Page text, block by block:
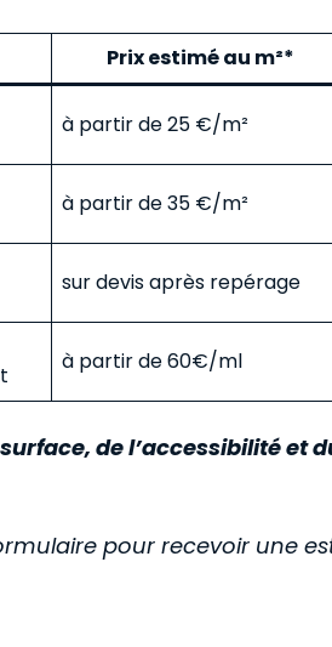
Prix estimé au m²*
à partir de 25 €/m²
à partir de 35 €/m²
sur devis après repérage
à partir de 60€/ml
de l’accessibilité et
pour recevoir une